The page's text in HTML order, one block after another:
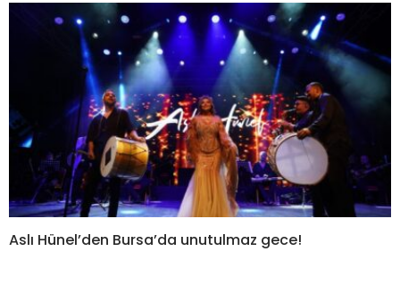
Aslı Hünel’den Bursa’da unutulmaz gece!